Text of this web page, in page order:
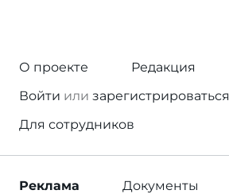
О проекте
Редакция
Войти или зарегистрироваться
Для сотрудников
Реклама Документы